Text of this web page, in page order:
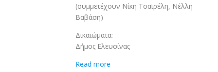
(συμμετέχουν Νίκη Τσαϊρέλη, Νέλλη
Βαβάση)
Δικαιώματα:
Δήμος Ελευσίνας
Read more